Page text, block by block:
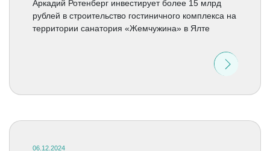
Аркадий Ротенберг инвестирует более 15 млрд
рублей в строительство гостиничного комплекса на
территории санатория «Жемчужина» в Ялте
06.12.2024